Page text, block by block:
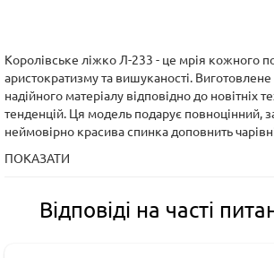
Королівське ліжко Л-233 - це мрія кожного
аристократизму та вишуканості. Виготовлене
надійного матеріалу відповідно до новітніх
тенденцій. Ця модель подарує повноцінний,
неймовірно красива спинка доповнить
ПОКАЗАТИ
Відповіді на часті